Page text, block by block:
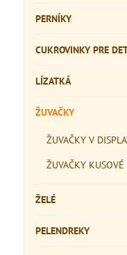
PERNÍKY
CUKROVINKY PRE
LÍZATKÁ
ŽUVAČKY
ŽUVAČKY V
ŽUVAČKY KUSOVÉ
ŽELÉ
PELENDREKY